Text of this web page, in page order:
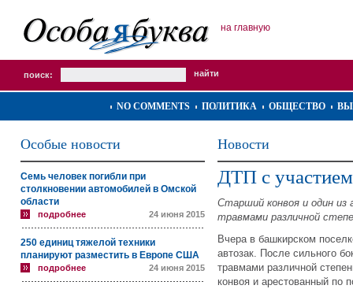
на главную
поиск:
NO COMMENTS ПОЛИТИКА ОБЩЕСТВО
Особые новости
Семь человек погибли при
столкновении автомобилей в Омской
области
подробнее 24 июня 2015
250 единиц тяжелой техники
планируют разместить в Европе США
подробнее 24 июня 2015
Новости
ДТП с
Старший конвоя и один из
травмами различной
Вчера в башкирском
автозак. После сильного
травмами различной
конвоя и арестованный по